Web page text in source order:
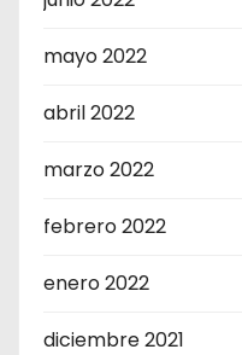
mayo 2022
abril 2022
marzo 2022
febrero 2022
enero 2022
diciembre 2021